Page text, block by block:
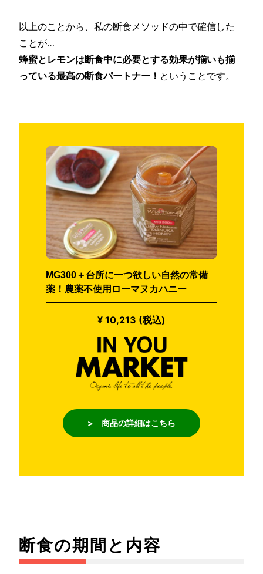
以上のことから、私の断食メソッドの中で確信した
ことが…
蜂蜜とレモンは断食中に必要とする効果が揃いも揃
っている最高の断食パートナー！ ということです。
MG300＋台所に一つ欲しい自然の常備
薬！農薬不使用ローマヌカハニー
¥ 10,213 (税込)
> 商品の詳細はこちら
断食の期間と内容